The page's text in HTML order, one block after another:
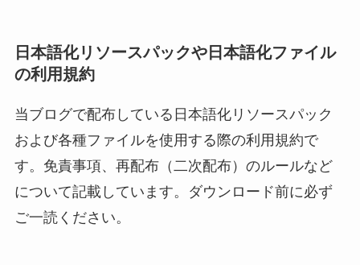
日本語化リソースパックや日本語化ファイル
の利用規約
当ブログで配布している日本語化リソースパック
および各種ファイルを使用する際の利用規約で
す。免責事項、再配布（二次配布）のルールなど
について記載しています。ダウンロード前に必ず
ご一読ください。